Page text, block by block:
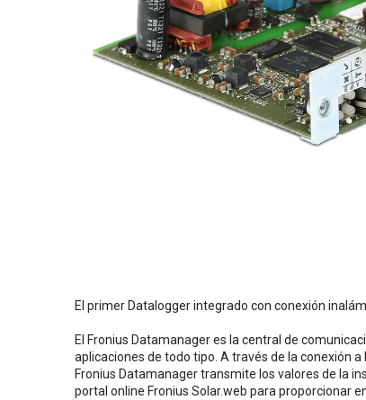
El primer Datalogger integrado con conexión
El Fronius Datamanager es la central de
aplicaciones de todo tipo. A través de la conexión a
Fronius Datamanager transmite los valores de la
portal online Fronius Solar.web para proporcionar